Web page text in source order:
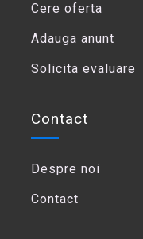
Cere oferta
Adauga anunt
Solicita evaluare
Contact
Despre noi
Contact